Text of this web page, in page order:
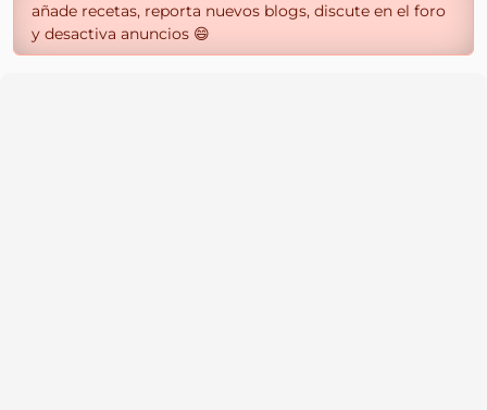
añade recetas, reporta nuevos blogs, discute en el foro
y desactiva anuncios 😄